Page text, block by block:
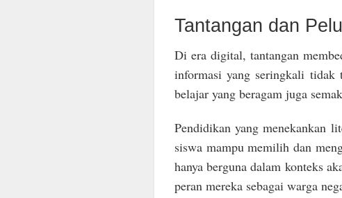
Tantangan dan
Di era digital, tantangan
informasi yang seringkali
belajar yang beragam juga
Pendidikan yang menekankan
siswa mampu memilih dan
hanya berguna dalam konteks
peran mereka sebagai warga